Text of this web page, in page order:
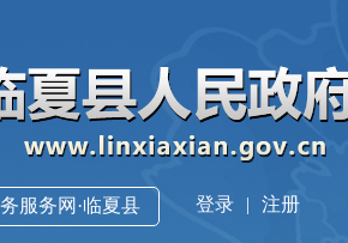
登录 | 注册
服务网·临夏县